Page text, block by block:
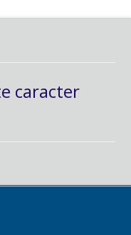
caracter